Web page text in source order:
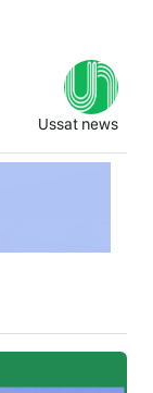
Ussat news